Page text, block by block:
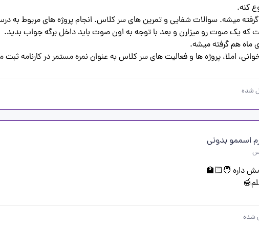
املا، پروژه ها و فعالیت های سر کلاس به عنوان نمره مستمر در کارنامه
شده
اسممو بدونی
شده